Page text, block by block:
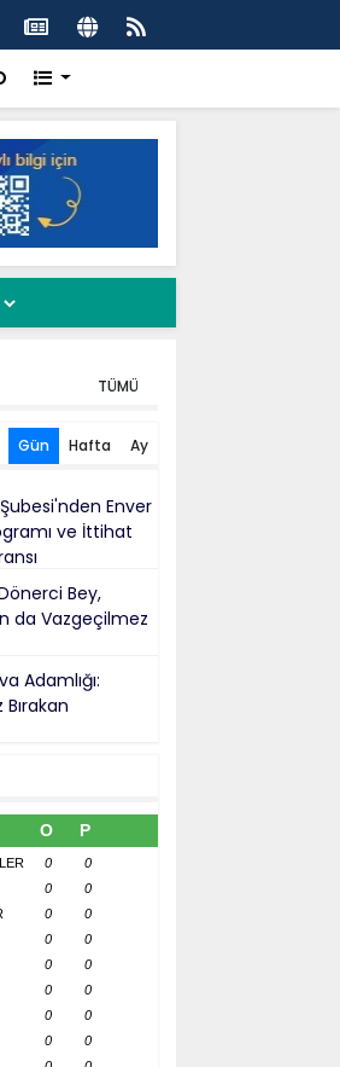
da Vazgeçilmez
TÜMÜ
Gün Hafta Ay
Enver
ve İttihat
Bey,
da Vazgeçilmez
Adamlığı:
O P
0
0
0
0
0
0
0
0
0
0
0
0
0
0
0
0